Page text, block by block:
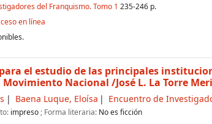
del Franquismo. Tomo 1 235-246 p.
en línea
el estudio de las principales
Nacional /José L. La Torre
Baena Luque, Eloísa Encuentro de
impreso; Forma literaria: No es ficción